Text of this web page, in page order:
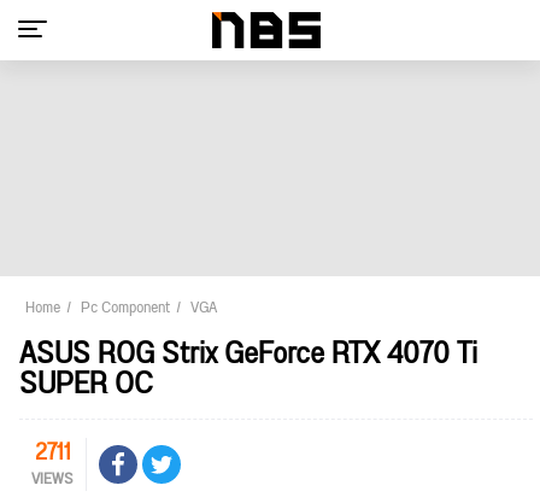
Home Pc Component VGA
ASUS ROG Strix GeForce RTX 4070 Ti
SUPER OC
2711
VIEWS